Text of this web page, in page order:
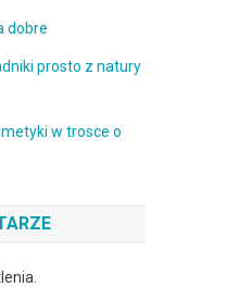
dobre
prosto z natury
w trosce o